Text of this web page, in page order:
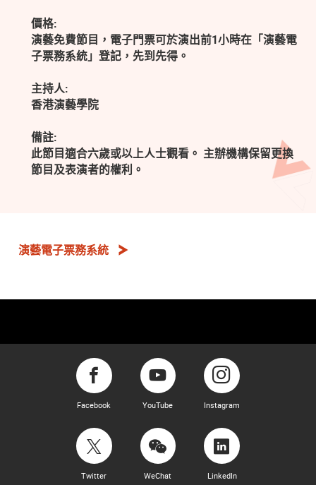
價格:
演藝免費節目，電子門票可於演出前1小時在「演藝電
子票務系統」登記，先到先得。
主持人:
香港演藝學院
備註:
此節目適合六歲或以上人士觀看。 主辦機構保留更換
節目及表演者的權利。
演藝電子票務系統
Facebook YouTube Instagram
Twitter WeChat LinkedIn